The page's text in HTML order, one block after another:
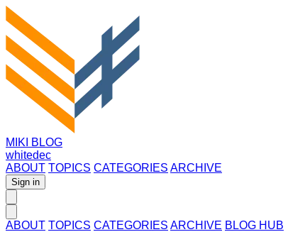
MIKI BLOG
whitedec
ABOUT TOPICS CATEGORIES ARCHIVE
Sign in
ABOUT TOPICS CATEGORIES ARCHIVE BLOG HUB